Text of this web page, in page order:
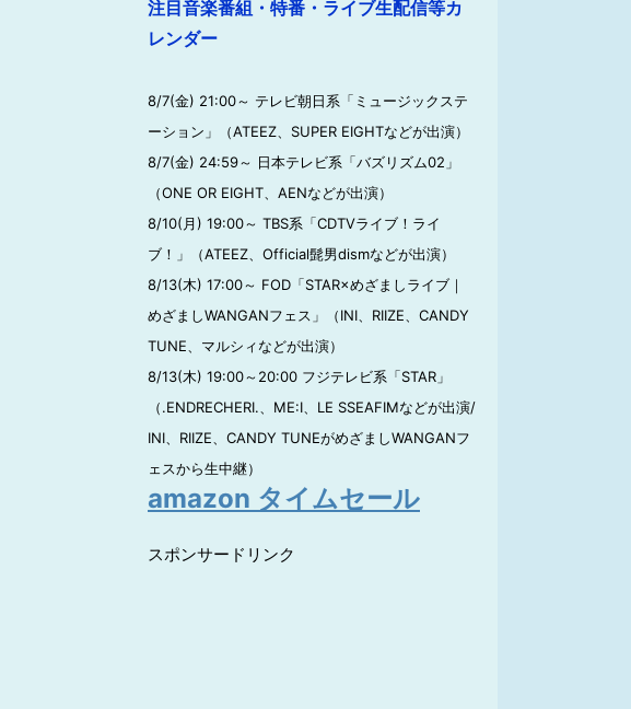
注目音楽番組・特番・ライブ生配信等カ
レンダー
8/7(金) 21:00～ テレビ朝日系「ミュージックステ
ーション」（ATEEZ、SUPER EIGHTなどが出演）
8/7(金) 24:59～ 日本テレビ系「バズリズム02」
（ONE OR EIGHT、AENなどが出演）
8/10(月) 19:00～ TBS系「CDTVライブ！ライ
ブ！」（ATEEZ、Official髭男dismなどが出演）
8/13(木) 17:00～ FOD「STAR×めざましライブ｜
めざましWANGANフェス」（INI、RIIZE、CANDY
TUNE、マルシィなどが出演）
8/13(木) 19:00～20:00 フジテレビ系「STAR」
（.ENDRECHERI.、ME:I、LE SSEAFIMなどが出演/
INI、RIIZE、CANDY TUNEがめざましWANGANフ
ェスから生中継）
amazon タイムセール
スポンサードリンク